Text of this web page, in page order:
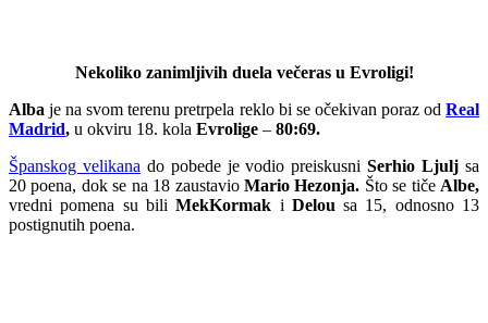
Nekoliko zanimljivih duela večeras u Evroligi!
Alba je na svom terenu pretrpela reklo bi se očekivan poraz od Real
Madrid, u okviru 18. kola Evrolige – 80:69.
Španskog velikana do pobede je vodio preiskusniSerhio Ljulj sa
20 poena, dok se na 18 zaustavio Mario Hezonja. Što se tiče Albe,
vredni pomena su biliMekKormak i Delou sa 15, odnosno 13
postignutih poena.